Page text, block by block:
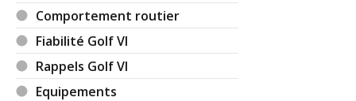
-- /20
série styl(0
15/20
1.4 TSI 122 ch 20000km, année 2011,
finition
Comportement routier
Fiabilité Golf VI
Rappels Golf VI
Equipements